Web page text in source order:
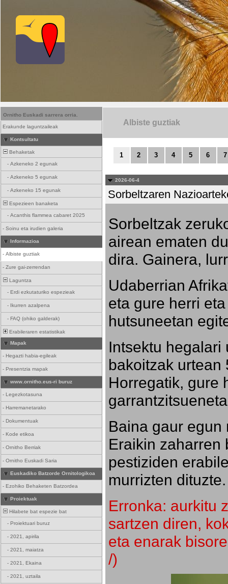
Ornitho Euskadi sarrera orria.
Erakunde laguntzaileak
Kontsultatu
Behaketak
- Azkeneko 2 egunak
- Azkeneko 5 egunak
- Azkeneko 15 egunak
Espezieen banaketa
- Acanthis flammea cabaret 2025
- Soinu eta irudien galeria
Informazioa
- Albiste guztiak
- Zure gai-zerrendan
Laguntza
- Erdi ezkutaturiko espezieak
- Ikurren azalpena
- FAQ (ohiko galderak)
Erabileraren estatistikak
Mapak
- Hegazti habia-egileak
- Presentzia mapak
www.ornitho.eus-ri buruz
- Legezkotasuna
- Harremanetarako
- Dokumentuak
- Kode etikoa
- Ornitho Berriak
- Ornitho Euskadi Saria
Euskadiko Batzorde Ornitologikoa
- Ezohiko Behaketen Batzordea
Proiektuak
Hilabete bat espezie bat
- Proiektuari buruz
- 2021, apirila
- 2021, maiatza
- 2021, Ekaina
- 2021, uztaila
Albiste guztiak
1 2 3 4 5 6 7
2026-06-4
Sorbeltzaren
Sorbeltzak
airean ematen
dira. Gainera,
Udaberrian
eta gure herri
hutsuneetan
Intsektu hegalari
bakoitzak urtean
Horregatik, gure
Baina gaur egun
Eraikin zaharren
pestiziden
murrizten dituzte.
Erronka: aurkitu
sartzen diren,
eta enarak
/)